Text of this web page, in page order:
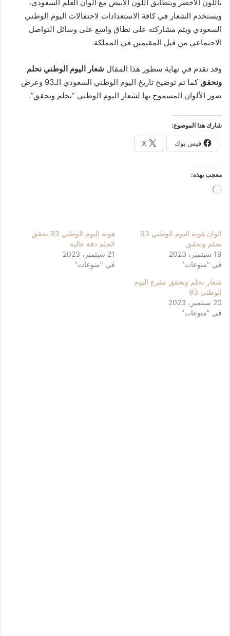
باللون الأخضر ويتطابق اللون الأبيض مع ألوان العلم السعودي،
ويستخدم الشعار في كافة الاستعدادات لاحتفالات اليوم الوطني
السعودي ويتم مشاركته على نطاق واسع على وسائل التواصل
الاجتماعي من قبل المقيمين في المملكة.
وقد تقدم في نهاية سطور هذا المقال شعار اليوم الوطني نحلم
ونحقق
كما تم توضيح تاريخ اليوم الوطني السعودي الـ93 وعرض
صور الألوان المسموح بها لشعار اليوم الوطني “نحلم ونحقق”.
شارك هذا الموضوع:
فيس بوك X
معجب بهذه:
جاري
الوان هوية اليوم الوطني 93
نحلم ونحقق
19 سبتمبر، 2023
في "منوعات"
هوية اليوم الوطني 93 نحقق
الحلم دقة عالية
21 سبتمبر، 2023
في "منوعات"
شعار نحلم ونحقق مفرغ اليوم
الوطني 93
20 سبتمبر، 2023
في "منوعات"